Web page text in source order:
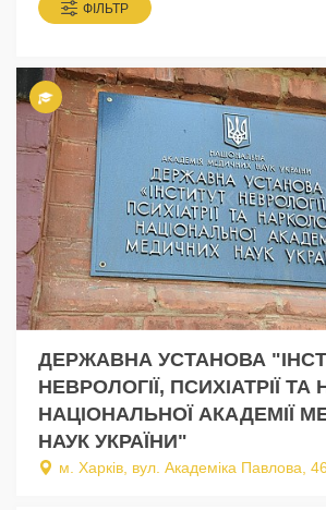
ФІЛЬТР
ДЕРЖАВНА УСТАНОВА
НЕВРОЛОГІЇ, ПСИХІАТРІЇ ТА
НАЦІОНАЛЬНОЇ АКАДЕМІЇ
НАУК УКРАЇНИ"
м. Харків, вул. Академіка Павлова, 46